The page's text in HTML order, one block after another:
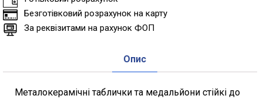
Безготівковий розрахунок на карту
За реквізитами на рахунок ФОП
Опис
Металокерамічні таблички та медальйони стійкі до